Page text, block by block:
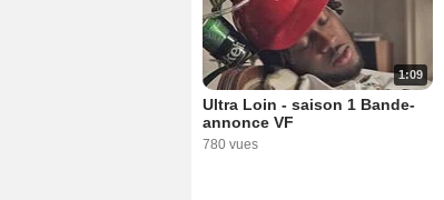
1:09
Ultra Loin - saison 1 Bande-
annonce VF
780 vues